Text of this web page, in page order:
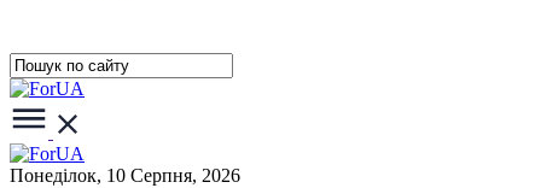
Понеділок, 10 Серпня, 2026